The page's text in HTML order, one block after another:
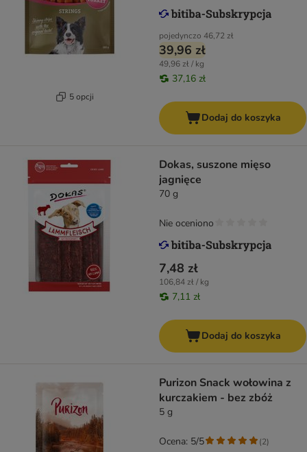
5 opcji
pojedynczo 46,72 zł
39,96 zł
49,96 zł / kg
37,16 zł
Dodaj do koszyka
Dokas, suszone mięso
jagnięce
70 g
7,48 zł
106,84 zł / kg
7,11 zł
Nie oceniono
Dodaj do koszyka
Purizon Snack wołowina z
kurczakiem - bez zbóż
5 g
Ocena: 5/5 (2)